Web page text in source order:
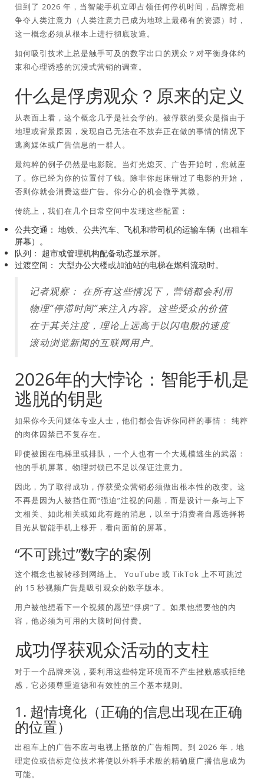
但到了 2026 年，当智能手机立即占领任何停机时间，品牌竞相
争夺人类注意力（人类注意力已成为地球上最稀有的资源）时，
这一概念必须从根本上进行彻底改造。
如何吸引技术上总是触手可及的数字出口的观众？对平衡身体约
束和心理诱惑的沉浸式营销的调查。
什么是俘虏观众？原来的定义
从表面上看，这个概念几乎是社会学的。被俘获的受众是指由于
地理或背景原因，发现自己无法在不放弃正在做的事情的情况下
逃离媒体或广告信息的一群人。
最纯粹的例子仍然是电影院。当灯光熄灭、广告开始时，您就座
了。你已经为你的位置付了钱。除非你起床错过了电影的开始，
否则你就会消费这些广告。你分心的机会微乎其微。
传统上，我们在几个日常空间中发现这些配置：
公共交通： 地铁、公共汽车、飞机和带司机的运输车辆（出租车
屏幕）。
队列： 超市或管理机构配备动态显示屏。
过渡空间： 大型办公大楼或加油站的电梯在燃料流动时。
记者观察： 在所有这些情况下，营销都会利用
物理“停滞时间”来注入内容。这些受众的价值
在于其关注度，理论上远高于以闪电般的速度
滚动浏览新闻的互联网用户。
2026年的大悖论：智能手机是
逃脱的钥匙
如果你今天问媒体专业人士，他们都会告诉你同样的事情： 纯粹
的肉体囚禁已不复存在。
即使被困在电梯里或排队，一个人也有一个大规模逃生的武器：
他的手机屏幕。物理封锁已不足以保证注意力。
因此，为了取得成功，俘获受众营销必须做出根本性的改变。这
不再是因为人被挡住而“强迫”注视的问题，而是设计一条与上下
文相关、如此相关或如此有趣的消息，以至于消费者自愿选择将
目光从智能手机上移开，看向面前的屏幕。
“不可跳过”数字的案例
这个概念也被转移到网络上。 YouTube 或 TikTok 上不可跳过
的 15 秒视频广告是吸引观众的数字版本。
用户被他想看下一个视频的愿望“俘虏”了。如果他想要他的内
容，他必须为可用的大脑时间付费。
成功俘获观众活动的支柱
对于一个品牌来说，要利用这些特定环境而不产生挫败感或拒绝
感，它必须尊重道德和有效性的三个基本规则。
1. 超情境化（正确的信息出现在正确
的位置）
出租车上的广告不应与电视上播放的广告相同。到 2026 年，地
理定位或信标定位技术将使以外科手术般的精确度广播信息成为
可能。